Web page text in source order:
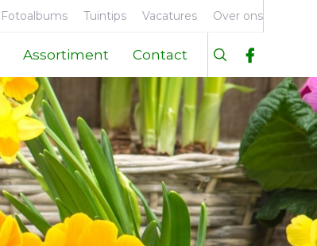
Fotoalbums Tuintips Vacatures Over ons
Assortiment Contact